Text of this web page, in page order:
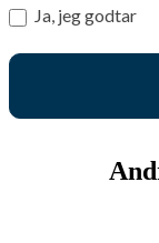
Ja, jeg godtar